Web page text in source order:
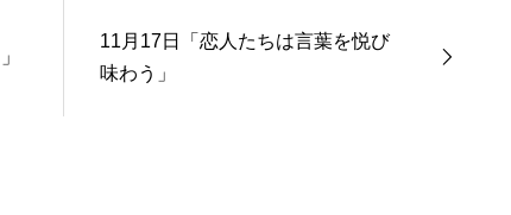
11月17日「恋人たちは言葉を悦び
味わう」